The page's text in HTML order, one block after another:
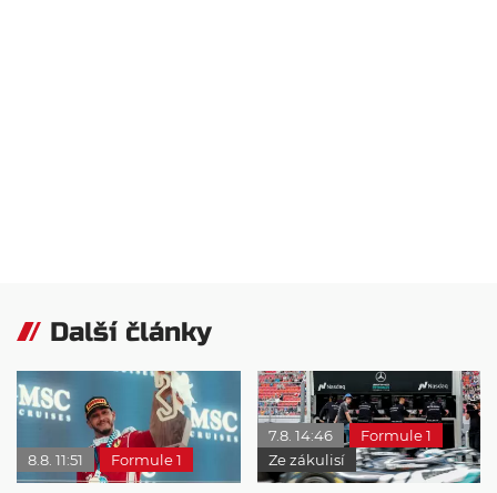
Další články
8.8. 11:51 Formule 1
7.8. 14:46
Formule 1
Ze zákulisí